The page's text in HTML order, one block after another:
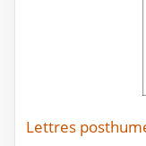
Lettres